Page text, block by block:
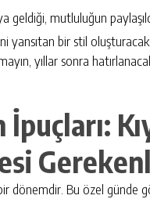
geldiği, mutluluğun
yansıtan bir stil
yıllar sonra
İpuçları:
dönemdir. Bu özel günde